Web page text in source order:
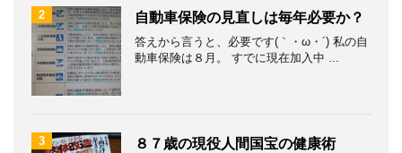
2 自動車保険の見直しは毎年必要か？
答えから言うと、必要です(｀・ω・´) 私の自
動車保険は８月。 すでに現在加入中 ...
3 ８７歳の現役人間国宝の健康術